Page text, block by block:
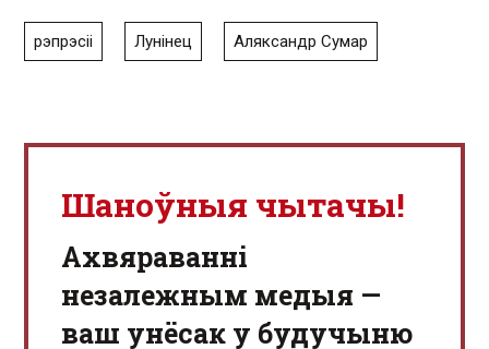
рэпрэсіі Лунінец Аляксандр Сумар
Шаноўныя чытачы!
Aхвяраванні
незалежным медыя —
ваш унёсак у будучыню